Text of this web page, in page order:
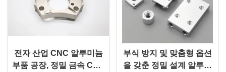
전자 산업 CNC 알루미늄
부품 공장, 정밀 금속 CNC
부식 방지 및 맞춤형 옵션
을 갖춘 정밀 설계 알루미